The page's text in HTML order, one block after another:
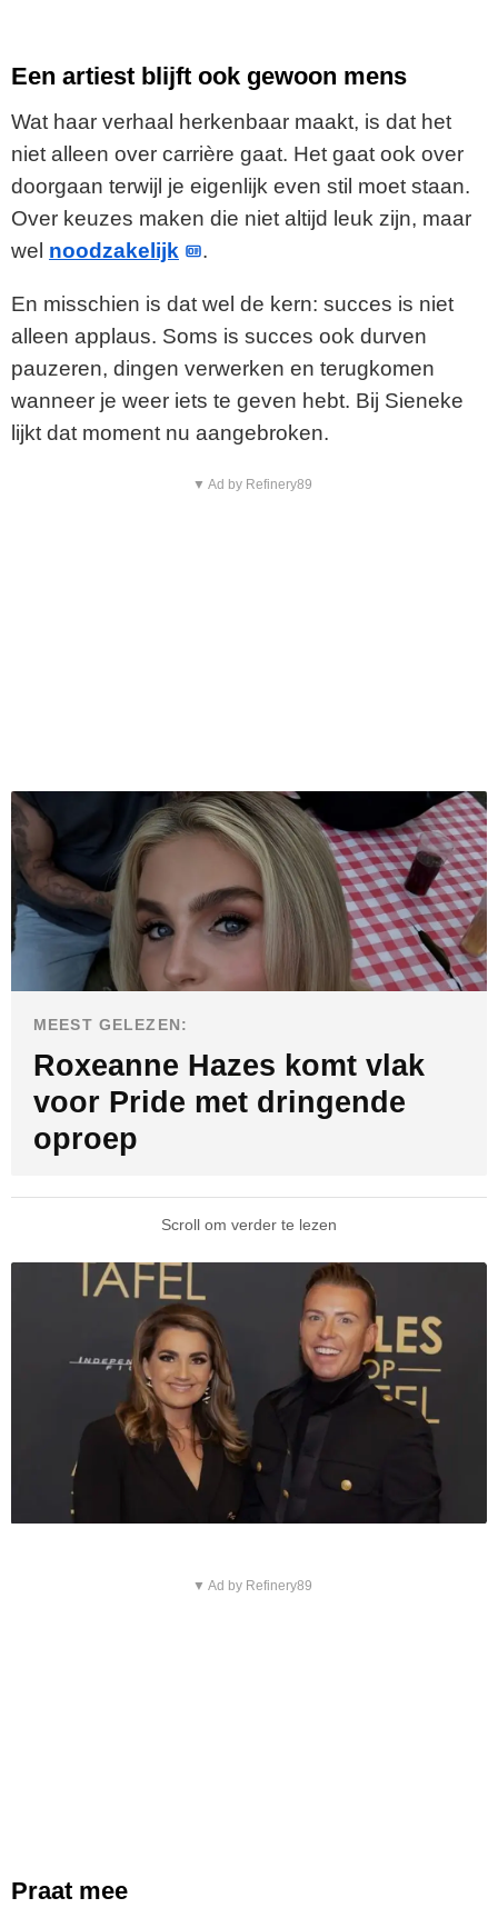
Een artiest blijft ook gewoon mens
Wat haar verhaal herkenbaar maakt, is dat het
niet alleen over carrière gaat. Het gaat ook over
doorgaan terwijl je eigenlijk even stil moet staan.
Over keuzes maken die niet altijd leuk zijn, maar
wel noodzakelijk .
En misschien is dat wel de kern: succes is niet
alleen applaus. Soms is succes ook durven
pauzeren, dingen verwerken en terugkomen
wanneer je weer iets te geven hebt. Bij Sieneke
lijkt dat moment nu aangebroken.
▼ Ad by Refinery89
MEEST GELEZEN:
Roxeanne Hazes komt vlak
voor Pride met dringende
oproep
Scroll om verder te lezen
▼ Ad by Refinery89
Praat mee